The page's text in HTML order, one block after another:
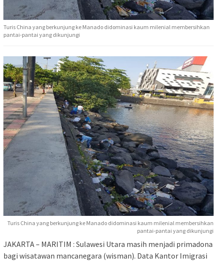
Turis China yang berkunjung ke Manado didominasi kaum milenial membersihkan
pantai-pantai yang dikunjungi
Turis China yang berkunjung ke Manado didominasi kaum milenial membersihkan
pantai-pantai yang dikunjungi
JAKARTA – MARITIM : Sulawesi Utara masih menjadi primadona
bagi wisatawan mancanegara (wisman). Data Kantor Imigrasi